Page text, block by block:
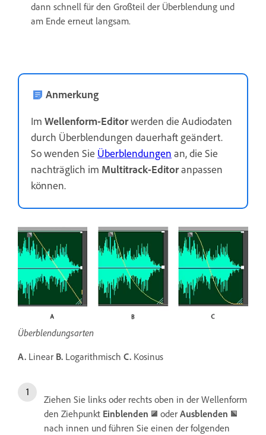
dann schnell für den Großteil der Überblendung und
am Ende erneut langsam.
Anmerkung
Im Wellenform-Editorwerden die Audiodaten
durch Überblendungen dauerhaft geändert.
So wenden Sie Überblendungen an, die Sie
nachträglich im Multitrack-Editoranpassen
können.
Überblendungsarten
A. Linear B. Logarithmisch C. Kosinus
Ziehen Sie links oder rechts oben in der Wellenform
den Ziehpunkt Einblenden oder Ausblenden
nach innen und führen Sie einen der folgenden